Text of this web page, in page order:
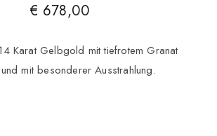
€ 678,00
Karat Gelbgold mit tiefrotem Granat
mit besonderer Ausstrahlung.